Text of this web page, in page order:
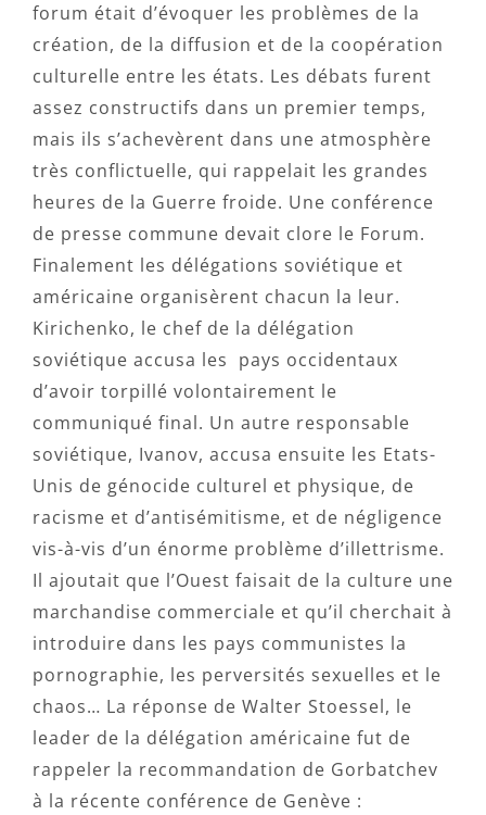
forum était d’évoquer les problèmes de la
création, de la diffusion et de la coopération
culturelle entre les états. Les débats furent
assez constructifs dans un premier temps,
mais ils s’achevèrent dans une atmosphère
très conflictuelle, qui rappelait les grandes
heures de la Guerre froide. Une conférence
de presse commune devait clore le Forum.
Finalement les délégations soviétique et
américaine organisèrent chacun la leur.
Kirichenko, le chef de la délégation
soviétique accusa les pays occidentaux
d’avoir torpillé volontairement le
communiqué final. Un autre responsable
soviétique, Ivanov, accusa ensuite les Etats-
Unis de génocide culturel et physique, de
racisme et d’antisémitisme, et de négligence
vis-à-vis d’un énorme problème d’illettrisme.
Il ajoutait que l’Ouest faisait de la culture une
marchandise commerciale et qu’il cherchait à
introduire dans les pays communistes la
pornographie, les perversités sexuelles et le
chaos… La réponse de Walter Stoessel, le
leader de la délégation américaine fut de
rappeler la recommandation de Gorbatchev
à la récente conférence de Genève :